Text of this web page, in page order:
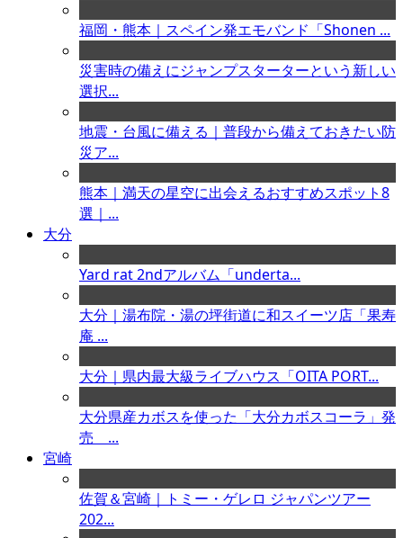
福岡・熊本｜スペイン発エモバンド「Shonen ...
災害時の備えにジャンプスターターという新しい
選択...
地震・台風に備える｜普段から備えておきたい防
災ア...
熊本｜満天の星空に出会えるおすすめスポット8
選｜...
大分
Yard rat 2ndアルバム「underta...
大分｜湯布院・湯の坪街道に和スイーツ店「果寿
庵 ...
大分｜県内最大級ライブハウス「OITA PORT...
大分県産カボスを使った「大分カボスコーラ」発
売 ...
宮崎
佐賀＆宮崎｜トミー・ゲレロ ジャパンツアー
202...